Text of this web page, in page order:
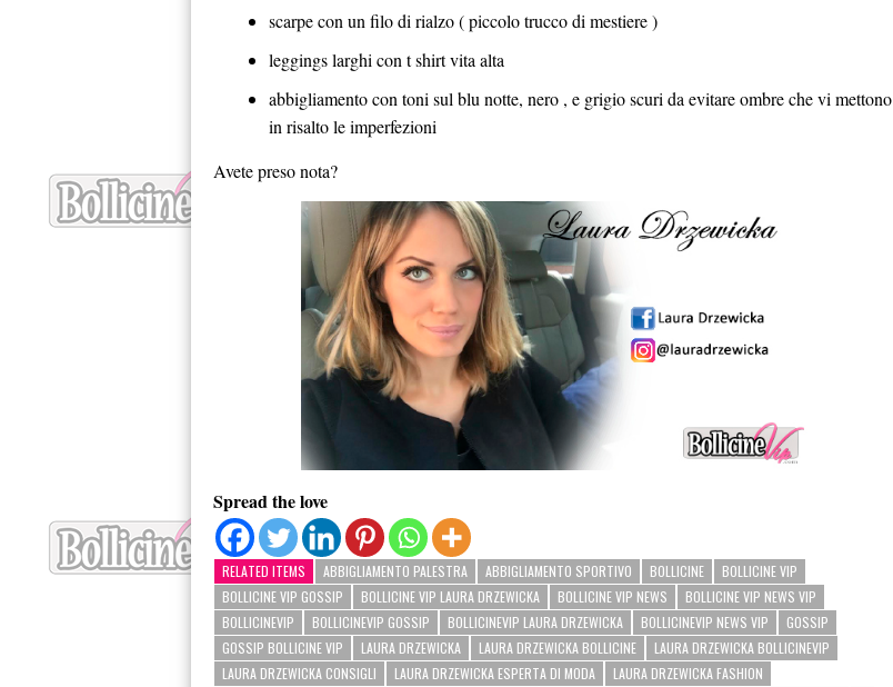
scarpe con un filo di rialzo ( piccolo trucco di mestiere )
leggings larghi con t shirt vita alta
abbigliamento con toni sul blu notte, nero , e grigio scuri da evitare ombre che vi mettono
in risalto le imperfezioni
Avete preso nota?
Spread the love
RELATED ITEMS ABBIGLIAMENTO PALESTRA ABBIGLIAMENTO SPORTIVO BOLLICINE
BOLLICINE VIP
BOLLICINE VIP GOSSIP
BOLLICINE VIP LAURA DRZEWICKA BOLLICINE VIP NEWS
BOLLICINE VIP NEWS VIP
BOLLICINEVIP
BOLLICINEVIP GOSSIP BOLLICINEVIP LAURA DRZEWICKA BOLLICINEVIP NEWS VIP
GOSSIP
GOSSIP BOLLICINE VIP
LAURA DRZEWICKA LAURA DRZEWICKA BOLLICINE
LAURA DRZEWICKA BOLLICINEVIP
LAURA DRZEWICKA CONSIGLI
LAURA DRZEWICKA ESPERTA DI MODA
LAURA DRZEWICKA FASHION